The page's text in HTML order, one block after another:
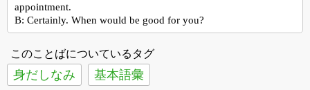
appointment.
B: Certainly. When would be good for you?
このことばについているタグ
身だしなみ 基本語彙